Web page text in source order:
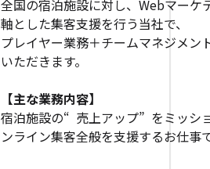
全国の宿泊施設に対し、Webマーケ
軸とした集客支援を行う当社で、
プレイヤー業務＋チームマネジメン
いただきます。
【主な業務内容】
宿泊施設の“ 売上アップ” をミッシ
ンライン集客全般を支援するお仕事